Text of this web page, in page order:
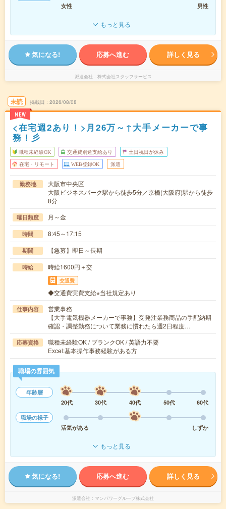
女性
男性
もっと見る
気になる! 応募へ進む 詳しく見る
派遣会社 株式会社スタッフサービス
未読
NEW
掲載日 2026/08/08
<在宅週2あり！>月26万～↑大手メーカーで事
務！彡
職種未経験OK 交通費別途支給あり 土日祝日が休み
在宅・リモート WEB登録OK 派遣
勤務地
大阪市中央区
大阪ビジネスパーク駅から徒歩5分／京橋(大阪府)駅から徒歩
8分
曜日頻度 月～金
時間 8:45～17:15
期間 【急募】即日～長期
時給 時給1600円＋交
交通費
◆交通費実費支給※当社規定あり
仕事内容
営業事務
【大手電気機器メーカーで事務】受発注業務商品の手配納期
確認・調整勤務について業務に慣れたら週2日程度…
応募資格
職種未経験OK / ブランクOK / 英語力不要
Excel:基本操作事務経験がある方
職場の雰囲気
年齢層
20代
30代 40代 50代
60代
職場の様子
活気がある
しずか
もっと見る
気になる! 応募へ進む 詳しく見る
派遣会社 マンパワーグループ株式会社